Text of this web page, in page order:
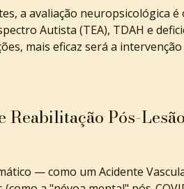
a avaliação neuropsicológica
Autista (TEA), TDAH e
mais eficaz será a
Reabilitação Pós-Lesão
— como um Acidente